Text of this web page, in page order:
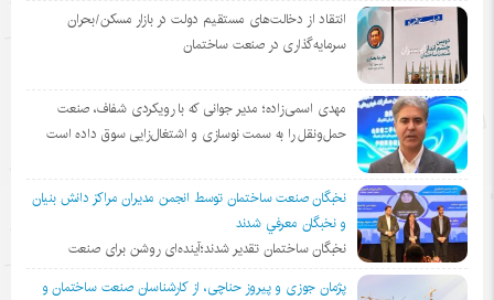
انتقاد از دخالت‌های مستقیم دولت در بازار مسکن/بحران
سرمایه‌گذاری در صنعت ساختمان
مهدی اسمی‌زاده؛ مدیر جوانی که با رویکردی شفاف، صنعت
حمل‌ونقل را به سمت نوسازی و اشتغال‌زایی سوق داده است
نخبگان صنعت ساختمان توسط انجمن مديران مراكز دانش بنيان
و نخبگان معرفي شدند
نخبگان ساختمان تقدیر شدند؛آینده‌ای روشن برای صنعت
پژمان جوزی و پیروز حناچی، از کارشناسان صنعت ساختمان و